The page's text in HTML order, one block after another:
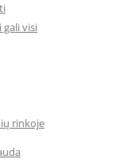
visi
rinkoje